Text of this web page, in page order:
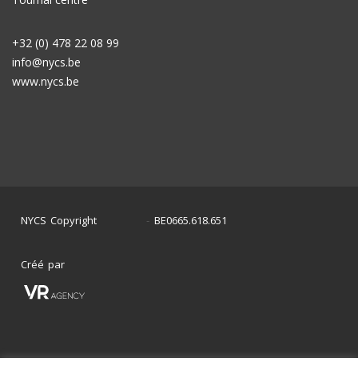
+32 (0) 478 22 08 99
info@nycs.be
www.nycs.be
NYCS Copyright - BE0665.618.651
Créé par